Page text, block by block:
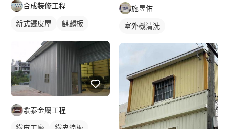
合成裝修工程
新式鐵皮屋
麒麟板
淾泰金屬工程
施昱佑
室外機清洗